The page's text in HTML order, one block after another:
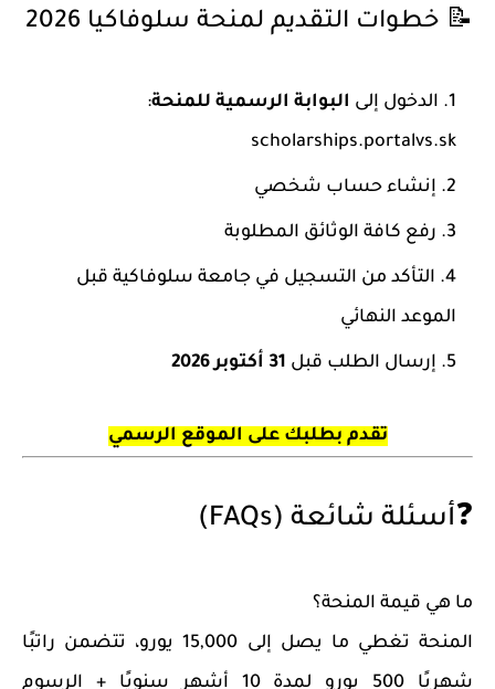
📝 خطوات التقديم لمنحة سلوفاكيا 2026
الدخول إلى البوابة الرسمية للمنحة:
scholarships.portalvs.sk
إنشاء حساب شخصي
رفع كافة الوثائق المطلوبة
التأكد من التسجيل في جامعة سلوفاكية قبل
الموعد النهائي
إرسال الطلب قبل 31 أكتوبر 2026
تقدم بطلبك على الموقع الرسمي
❓أسئلة شائعة (FAQs)
ما هي قيمة المنحة؟
المنحة تغطي ما يصل إلى 15,000 يورو، تتضمن راتبًا
شهريًا 500 يورو لمدة 10 أشهر سنويًا + الرسوم